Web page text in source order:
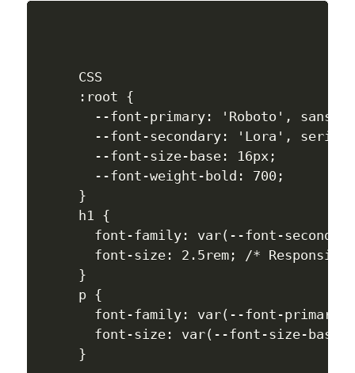
CSS
:root {
--font-primary: 'Roboto', sans-
  --font-secondary: 'Lora', serif;
  --font-size-base: 16px;
  --font-weight-bold: 700;
}
h1 {
font-family: var(--font-
font-size: 2.5rem; /* Responsive
}
p {
  font-family: var(--font-primary);
  font-size: var(--font-size-base);